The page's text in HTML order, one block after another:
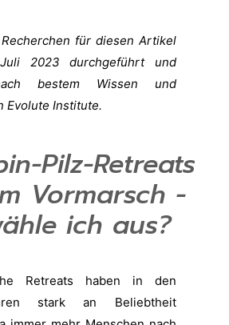
für diesen Artikel
2023 durchgeführt und
bestem Wissen und
Evolute Institute.
Pilz-Retreats
Vormarsch -
ich aus?
Retreats haben in den
stark an Beliebtheit